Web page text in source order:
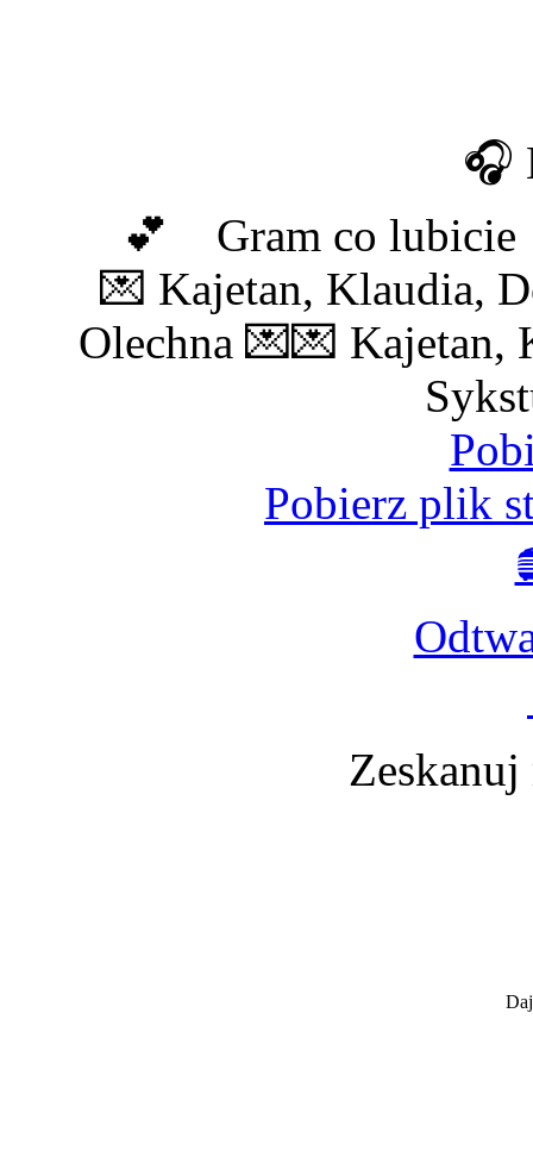
🎧
💕 Gram co
💌 Kajetan, Klaudia,
Olechna 💌💌 Kajetan,
Pobierz plik